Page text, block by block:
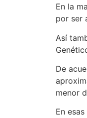
En la
por ser
Así
De
menor
En